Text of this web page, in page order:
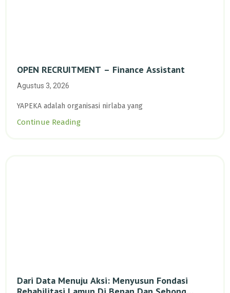
OPEN RECRUITMENT – Finance Assistant
Agustus 3, 2026
YAPEKA adalah organisasi nirlaba yang
Continue Reading
Dari Data Menuju Aksi: Menyusun Fondasi